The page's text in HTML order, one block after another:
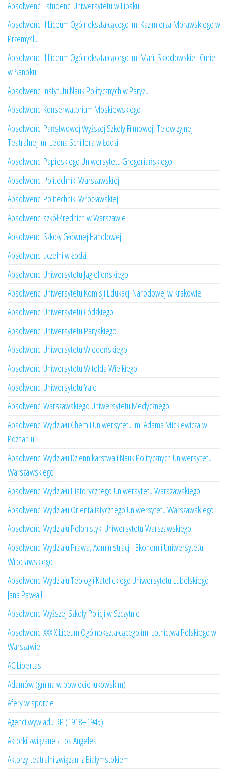
Absolwenci i studenci Uniwersytetu w Lipsku
Absolwenci II Liceum Ogólnokształcącego im. Kazimierza Morawskiego w
Przemyślu
Absolwenci II Liceum Ogólnokształcącego im. Marii Skłodowskiej-Curie
w Sanoku
Absolwenci Instytutu Nauk Politycznych w Paryżu
Absolwenci Konserwatorium Moskiewskiego
Absolwenci Państwowej Wyższej Szkoły Filmowej, Telewizyjnej i
Teatralnej im. Leona Schillera w Łodzi
Absolwenci Papieskiego Uniwersytetu Gregoriańskiego
Absolwenci Politechniki Warszawskiej
Absolwenci Politechniki Wrocławskiej
Absolwenci szkół średnich w Warszawie
Absolwenci Szkoły Głównej Handlowej
Absolwenci uczelni w Łodzi
Absolwenci Uniwersytetu Jagiellońskiego
Absolwenci Uniwersytetu Komisji Edukacji Narodowej w Krakowie
Absolwenci Uniwersytetu Łódzkiego
Absolwenci Uniwersytetu Paryskiego
Absolwenci Uniwersytetu Wiedeńskiego
Absolwenci Uniwersytetu Witolda Wielkiego
Absolwenci Uniwersytetu Yale
Absolwenci Warszawskiego Uniwersytetu Medycznego
Absolwenci Wydziału Chemii Uniwersytetu im. Adama Mickiewicza w
Poznaniu
Absolwenci Wydziału Dziennikarstwa i Nauk Politycznych Uniwersytetu
Warszawskiego
Absolwenci Wydziału Historycznego Uniwersytetu Warszawskiego
Absolwenci Wydziału Orientalistycznego Uniwersytetu Warszawskiego
Absolwenci Wydziału Polonistyki Uniwersytetu Warszawskiego
Absolwenci Wydziału Prawa, Administracji i Ekonomii Uniwersytetu
Wrocławskiego
Absolwenci Wydziału Teologii Katolickiego Uniwersytetu Lubelskiego
Jana Pawła II
Absolwenci Wyższej Szkoły Policji w Szczytnie
Absolwenci XXXIX Liceum Ogólnokształcącego im. Lotnictwa Polskiego w
Warszawie
AC Libertas
Adamów (gmina w powiecie łukowskim)
Afery w sporcie
Agenci wywiadu RP (1918–1945)
Aktorki związane z Los Angeles
Aktorzy teatralni związani z Białymstokiem